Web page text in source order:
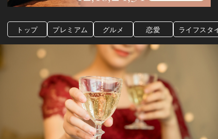
トップ プレミアム グルメ 恋愛 ライフスタ